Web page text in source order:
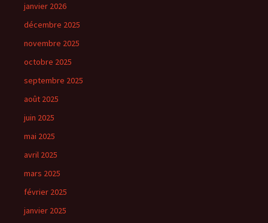
janvier 2026
décembre 2025
novembre 2025
octobre 2025
septembre 2025
août 2025
juin 2025
mai 2025
avril 2025
mars 2025
février 2025
janvier 2025